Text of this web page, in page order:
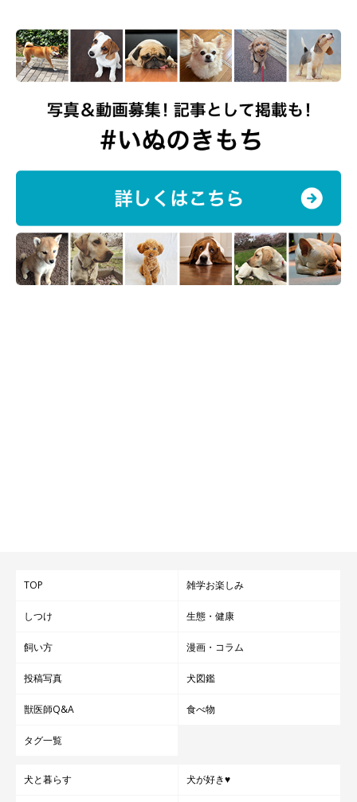
TOP 雑学お楽しみ
しつけ 生態・健康
飼い方 漫画・コラム
投稿写真 犬図鑑
獣医師Q&A 食べ物
タグ一覧
犬と暮らす 犬が好き♥